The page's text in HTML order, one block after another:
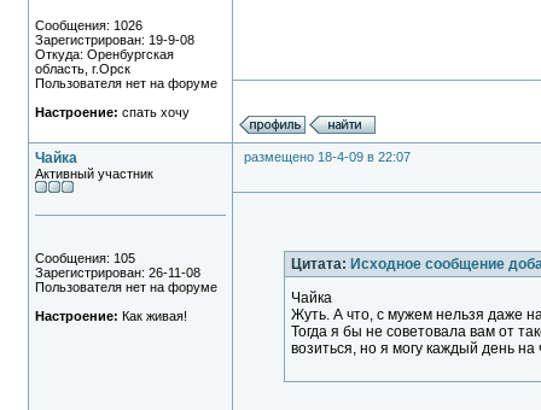
Сообщения: 1026
Зарегистрирован: 19-9-08
Откуда: Оренбургская
область, г.Орск
Пользователя нет на форуме
Настроение: спать хочу
Чайка
Активный участник
Сообщения: 105
Зарегистрирован: 26-11-08
Пользователя нет на форуме
Настроение: Как живая!
размещено 18-4-09 в 22:07
Цитата: Исходное сообщение
Чайка
Жуть. А что, с мужем нельзя даже
Тогда я бы не советовала вам от
возиться, но я могу каждый день